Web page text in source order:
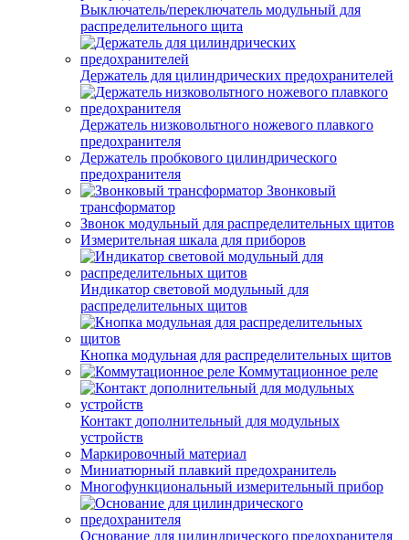
Выключатель/переключатель модульный для
распределительного щита
Держатель для цилиндрических предохранителей
Держатель низковольтного ножевого плавкого
предохранителя
Держатель пробкового цилиндрического
предохранителя
Звонковый
трансформатор
Звонок модульный для распределительных щитов
Измерительная шкала для приборов
Индикатор световой модульный для
распределительных щитов
Кнопка модульная для распределительных щитов
Коммутационное реле
Контакт дополнительный для модульных
устройств
Маркировочный материал
Миниатюрный плавкий предохранитель
Многофункциональный измерительный прибор
Основание для цилиндрического предохранителя